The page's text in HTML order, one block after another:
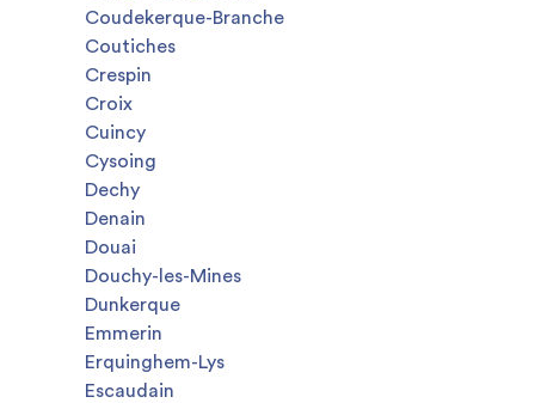
Coudekerque-Branche
Coutiches
Crespin
Croix
Cuincy
Cysoing
Dechy
Denain
Douai
Douchy-les-Mines
Dunkerque
Emmerin
Erquinghem-Lys
Escaudain